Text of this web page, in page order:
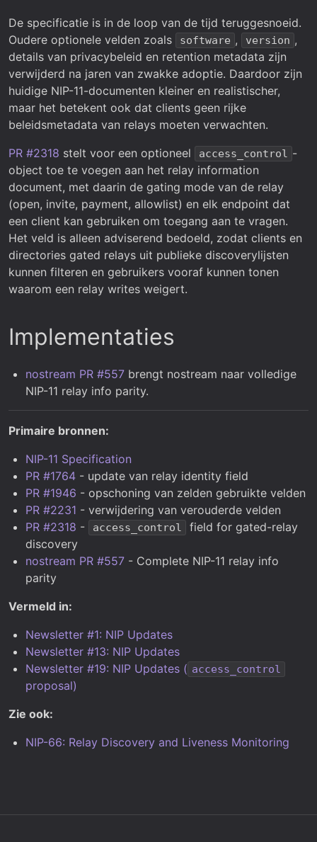
De specificatie is in de loop van de tijd teruggesnoeid.
Oudere optionele velden zoals
software , version ,
details van privacybeleid en retention metadata zijn
verwijderd na jaren van zwakke adoptie. Daardoor zijn
huidige NIP-11-documenten kleiner en realistischer,
maar het betekent ook dat clients geen rijke
beleidsmetadata van relays moeten verwachten.
PR #2318 stelt voor een optioneel access_control -
object toe te voegen aan het relay information
document, met daarin de gating mode van de relay
(open, invite, payment, allowlist) en elk endpoint dat
een client kan gebruiken om toegang aan te vragen.
Het veld is alleen adviserend bedoeld, zodat clients en
directories gated relays uit publieke discoverylijsten
kunnen filteren en gebruikers vooraf kunnen tonen
waarom een relay writes weigert.
Implementaties
nostream PR #557 brengt nostream naar volledige
NIP-11 relay info parity.
Primaire bronnen:
NIP-11 Specification
PR #1764 - update van relay identity field
PR #1946 - opschoning van zelden gebruikte velden
PR #2231 - verwijdering van verouderde velden
PR #2318 - access_control
field for gated-relay
discovery
nostream PR #557 - Complete NIP-11 relay info
parity
Vermeld in:
Newsletter #1: NIP Updates
Newsletter #13: NIP Updates
Newsletter #19: NIP Updates ( access_control
proposal)
Zie ook:
NIP-66: Relay Discovery and Liveness Monitoring